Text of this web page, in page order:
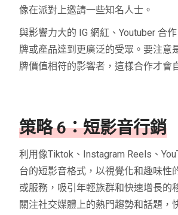
像在派對上邀請一些知名人士。
與影響力大的 IG 網紅、Youtuber 合
牌或產品達到更廣泛的受眾。要注意
牌價值相符的影響者，這樣合作才會
策略 6：短影音行銷
利用像Tiktok、Instagram Reels、
台的短影音格式，以視覺化和趣味性
或服務，吸引年輕族群和快速增長的
關注社交媒體上的熱門趨勢和話題，